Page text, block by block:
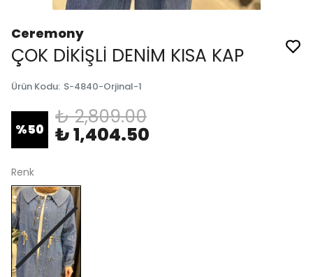
Ceremony
ÇOK DİKİŞLİ DENİM KISA KAP
Ürün Kodu: S-4840-Orjinal-1
%50
₺ 2,809.00
₺ 1,404.50
Renk